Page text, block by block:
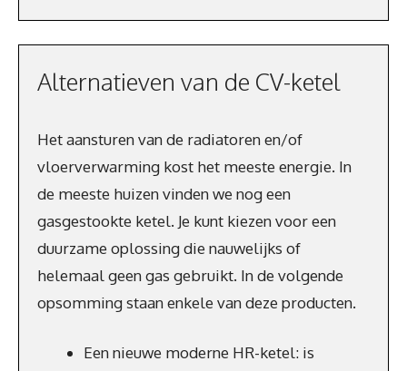
Alternatieven van de CV-ketel
Het aansturen van de radiatoren en/of
vloerverwarming kost het meeste energie. In
de meeste huizen vinden we nog een
gasgestookte ketel. Je kunt kiezen voor een
duurzame oplossing die nauwelijks of
helemaal geen gas gebruikt. In de volgende
opsomming staan enkele van deze producten.
Een nieuwe moderne HR-ketel: is